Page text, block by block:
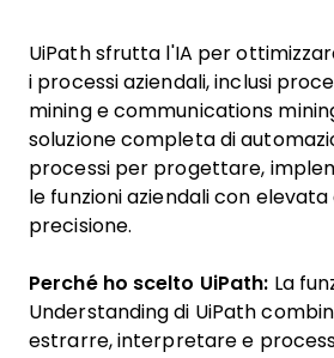
UiPath sfrutta l'IA per
i processi aziendali, inclusi
mining e communications
soluzione completa di
processi per progettare,
le funzioni aziendali con
precisione.
Perché ho scelto UiPath: La
Understanding di UiPath
estrarre, interpretare e